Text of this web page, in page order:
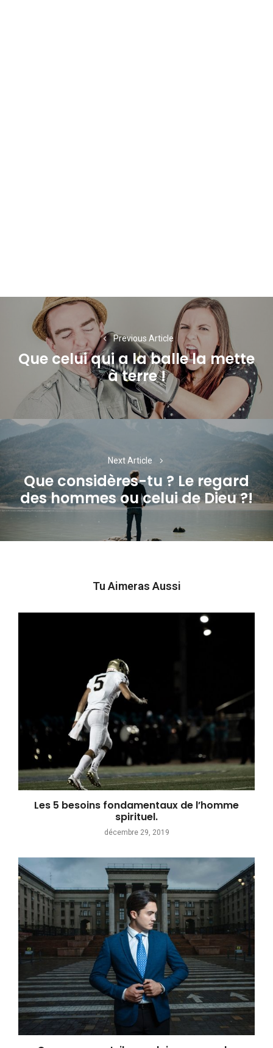
Navigation
l’article
Previous Article
Previous
post:
Que celui qui a la balle la mette
à terre !
Next Article
Next
post:
Que considères-tu ? Le regard
des hommes ou celui de Dieu ?!
Tu Aimeras Aussi
Les 5 besoins fondamentaux de l’homme
spirituel.
décembre 29, 2019